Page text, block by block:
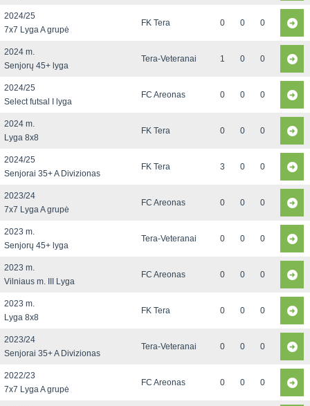
2024/25
7x7 Lyga A grupė
FK Tera 0 0 0
2024 m.
Senjorų 45+ lyga
Tera-Veteranai 1 0 0
2024/25
Select futsal I lyga
FC Areonas 0 0 0
2024 m.
Lyga 8x8
FK Tera 0 0 0
2024/25
Senjorai 35+ A Divizionas
FK Tera 3 0 0
2023/24
7x7 Lyga A grupė
FC Areonas 0 0 0
2023 m.
Senjorų 45+ lyga
Tera-Veteranai 0 0 0
2023 m.
Vilniaus m. III Lyga
FC Areonas 0 0 0
2023 m.
Lyga 8x8
FK Tera 0 0 0
2023/24
Senjorai 35+ A Divizionas
Tera-Veteranai 0 0 0
2022/23
7x7 Lyga A grupė
FC Areonas 0 0 0